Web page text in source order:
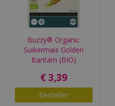
Buzzy® Organic
Suikermais Golden
Bantam (BIO)
€ 3,39
Bestellen